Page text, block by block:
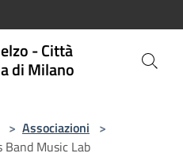
- Città
di Milano
> Associazioni >
Music Lab